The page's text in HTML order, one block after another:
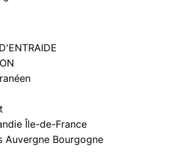
Île-de-France
Auvergne Bourgogne